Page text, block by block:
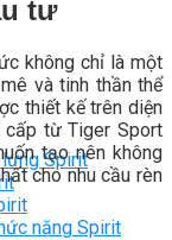
Spirit
năng Spirit
tư
không chỉ là một
và tinh thần thể
thiết kế trên diện
cấp từ Tiger Sport
tạo nên không
cho nhu cầu rèn